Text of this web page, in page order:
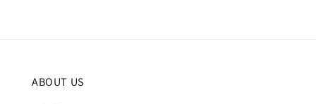
ABOUT US